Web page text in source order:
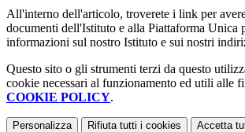
All'interno dell'articolo, troverete i link per
documenti dell'Istituto e alla Piattaforma Unica
informazioni sul nostro Istituto e sui nostri
Questo sito o gli strumenti terzi da questo
cookie necessari al funzionamento ed utili alle
COOKIE POLICY.
Personalizza Rifiuta tutti i cookies Accetta